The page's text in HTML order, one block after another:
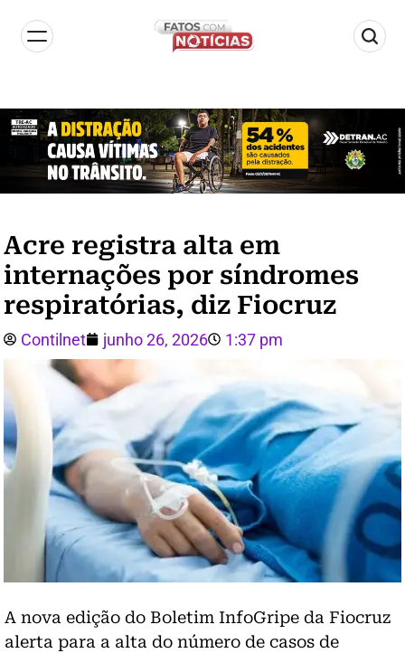
Acre registra alta em
internações por síndromes
respiratórias, diz Fiocruz
Contilnet junho 26, 2026 1:37 pm
A nova edição do Boletim InfoGripe da Fiocruz
alerta para a alta do número de casos de